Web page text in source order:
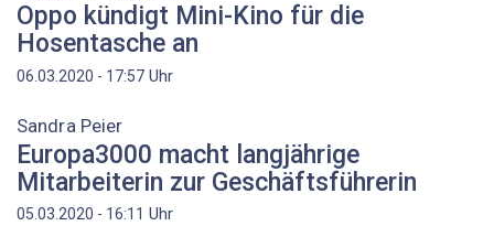
Oppo kündigt Mini-Kino für die
Hosentasche an
06.03.2020 - 17:57 Uhr
Sandra Peier
Europa3000 macht langjährige
Mitarbeiterin zur Geschäftsführerin
05.03.2020 - 16:11 Uhr